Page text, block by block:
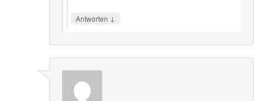
Antworten ↓